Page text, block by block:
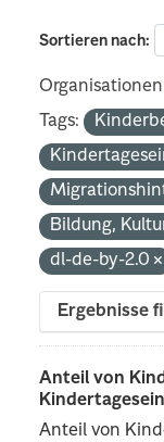
Sortieren nach
Tags:
Bildung,
dl-de-by-2.0
Ergebnisse
Anteil von
Anteil von